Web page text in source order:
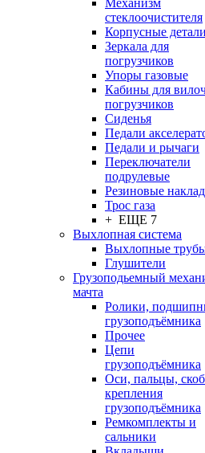
Механизм
стеклоочистителя
Корпусные детали
Зеркала для
погрузчиков
Упоры газовые
Кабины для
погрузчиков
Сиденья
Педали
Педали и рычаги
Переключатели
подрулевые
Резиновые
Трос газа
+ ЕЩЕ 7
Выхлопная система
Выхлопные
Глушители
Грузоподьемный
мачта
Ролики,
грузоподъёмника
Прочее
Цепи
грузоподъёмника
Оси, пальцы,
крепления
грузоподъёмника
Ремкомплекты и
сальники